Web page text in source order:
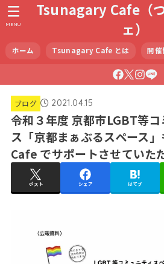
Tsunagary Cafe（
ェ）
ホーム Tsunagary Cafe とは 開催
MENU
ブログ 2021.04.15
令和３年度 京都市LGBT等
ス「京都まぁぶるスペース
Cafe でサポートさせていた
ポスト シェア はてブ